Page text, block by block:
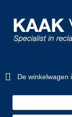
De winkelwagen